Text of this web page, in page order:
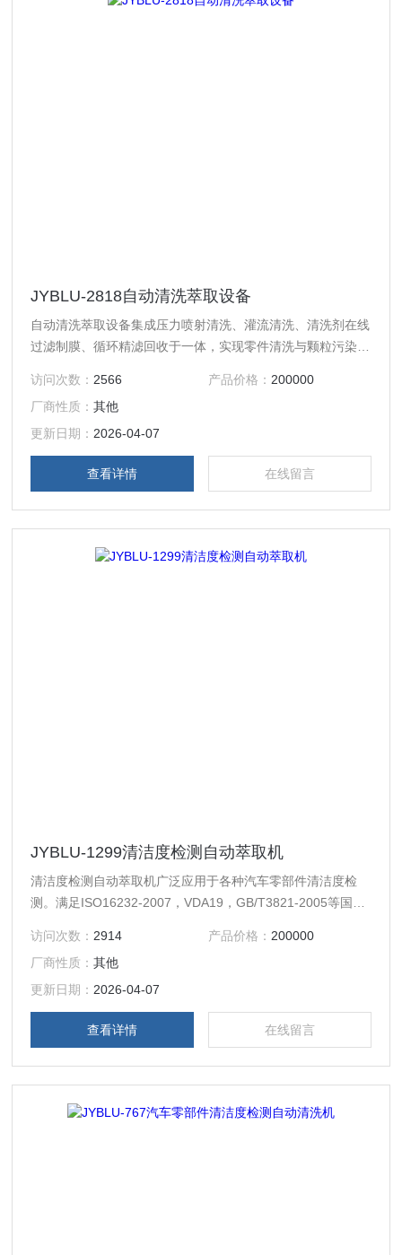
JYBLU-2818自动清洗萃取设备
自动清洗萃取设备集成压力喷射清洗、灌流清洗、清洗剂在线
过滤制膜、循环精滤回收于一体，实现零件清洗与颗粒污染物
访问次数： 2566 产品价格： 200000
厂商性质：其他
更新日期： 2026-04-07
查看详情 在线留言
JYBLU-1299清洁度检测自动萃取机
清洁度检测自动萃取机广泛应用于各种汽车零部件清洁度检
测。满足ISO16232-2007，VDA19，GB/T3821-2005等国际
标准。
访问次数： 2914 产品价格： 200000
厂商性质：其他
更新日期： 2026-04-07
查看详情 在线留言